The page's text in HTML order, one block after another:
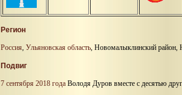
Регион
Россия, Ульяновская область, Новомалыклинский район,
Подвиг
7 сентября 2018 года Володя Дуров вместе с десятью